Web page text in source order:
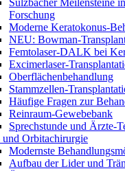
Sulzbacher Meilensteine
Forschung
Moderne Keratokonus-
NEU: Bowman-
Femtolaser-DALK bei
Excimerlaser-
Oberflächenbehandlung
Stammzellen-
Häufige Fragen zur
Reinraum-Gewebebank
Sprechstunde und Ärzte-
Orbitachirurgie
Modernste
Aufbau der Lider und